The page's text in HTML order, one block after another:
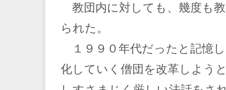
教団内に対しても、幾度も
られた。
１９９０年代だったと記憶
化していく僧団を改革しよう